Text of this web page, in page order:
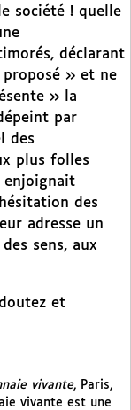
société ! quelle
déclarant
proposé » et ne
» la
par
des
plus folles
enjoignait
des
adresse un
sens, aux
et
vivante, Paris,
vivante est une